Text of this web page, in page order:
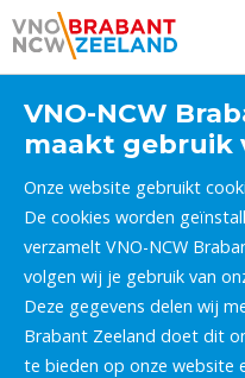
VNO-NCW
maakt gebruik
Onze website gebruikt
De cookies worden
verzamelt VNO-NCW
volgen wij je gebruik van
Deze gegevens delen wij
Brabant Zeeland doet dit
te bieden op onze website